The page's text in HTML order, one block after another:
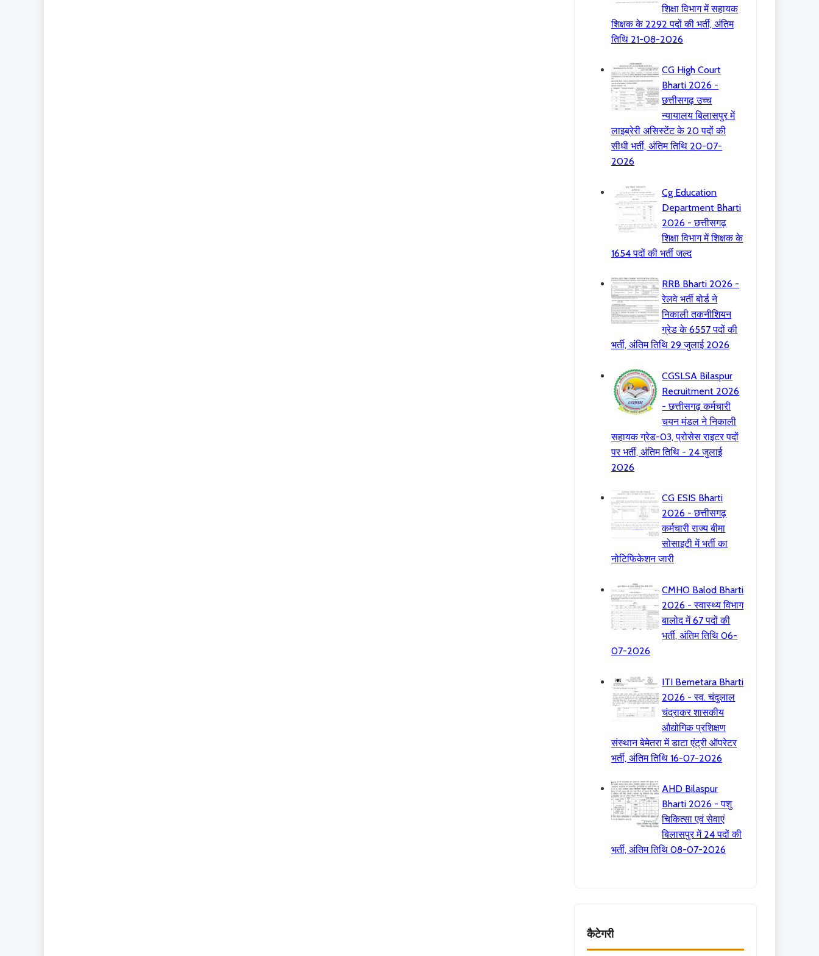
शिक्षा विभाग में सहायक
शिक्षक के 2292 पदों की भर्ती, अंतिम
तिथि 21-08-2026
CG High Court
Bharti 2026 -
छत्तीसगढ़ उच्च
न्यायालय बिलासपुर में
लाइब्रेरी असिस्टेंट के 20 पदों की
सीधी भर्ती, अंतिम तिथि 20-07-
2026
Cg Education
Department Bharti
2026 - छत्तीसगढ़
शिक्षा विभाग में शिक्षक के
1654 पदों की भर्ती जल्द
RRB Bharti 2026 -
रेलवे भर्ती बोर्ड ने
निकाली तकनीशियन
ग्रेड के 6557 पदों की
भर्ती, अंतिम तिथि 29 जुलाई 2026
CGSLSA Bilaspur
Recruitment 2026
- छत्तीसगढ़ कर्मचारी
चयन मंडल ने निकाली
सहायक ग्रेड-03, प्रोसेस राइटर पदों
पर भर्ती, अंतिम तिथि - 24 जुलाई
2026
CG ESIS Bharti
2026 - छत्तीसगढ़
कर्मचारी राज्य बीमा
सोसाइटी में भर्ती का
नोटिफिकेशन जारी
CMHO Balod Bharti
2026 - स्वास्थ्य विभाग
बालोद में 67 पदों की
भर्ती, अंतिम तिथि 06-
07-2026
ITI Bemetara Bharti
2026 - स्व. चंदुलाल
चंद्राकर शासकीय
औद्योगिक प्रशिक्षण
संस्थान बेमेतरा में डाटा एंट्री ऑपरेटर
भर्ती, अंतिम तिथि 16-07-2026
AHD Bilaspur
Bharti 2026 - पशु
चिकित्सा एवं सेवाएं
बिलासपुर में 24 पदों की
भर्ती, अंतिम तिथि 08-07-2026
कैटेगरी